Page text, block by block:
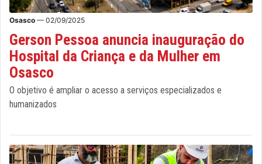
Osasco — 02/09/2025
Gerson Pessoa anuncia inauguração do
Hospital da Criança e da Mulher em
Osasco
O objetivo é ampliar o acesso a serviços especializados e
humanizados